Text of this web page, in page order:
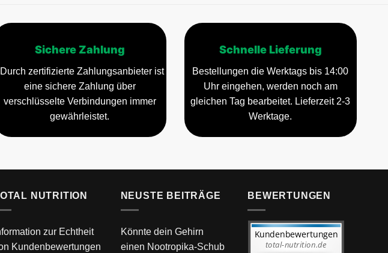
Sichere Zahlung
Durch zertifizierte Zahlungsanbieter ist
eine sichere Zahlung über
verschlüsselte Verbindungen immer
gewährleistet.
Schnelle Lieferung
Bestellungen die Werktags bis 14:00
Uhr eingehen, werden noch am
gleichen Tag bearbeitet. Lieferzeit 2-3
Werktage.
NUTRITION
zur Echtheit
Kundenbewertungen
NEUSTE BEITRÄGE
Könnte dein Gehirn
einen Nootropika-Schub
BEWERTUNGEN